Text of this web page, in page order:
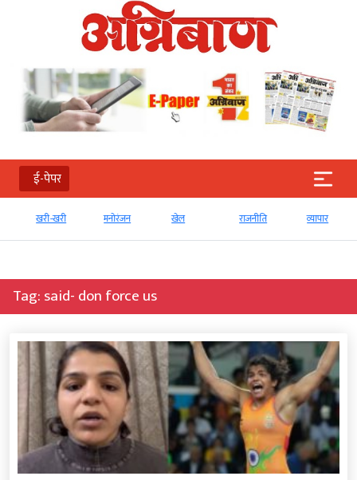
ई-पेपर
खरी-खरी मनोरंजन राजनीति व्‍यापार
Tag:said- don force us